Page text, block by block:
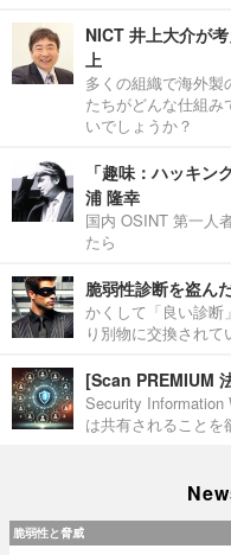
NICT 井上大介が
上
多くの組織で海外
たちがどんな仕組
いでしょうか？
「趣味：ハッキ
浦 隆幸
国内 OSINT 第一人
たら
脆弱性診断を盗ん
かくして「良い診断
り別物に交換されて
[Scan PREMIUM
Security Information
は共有されることを
脆弱性と脅威